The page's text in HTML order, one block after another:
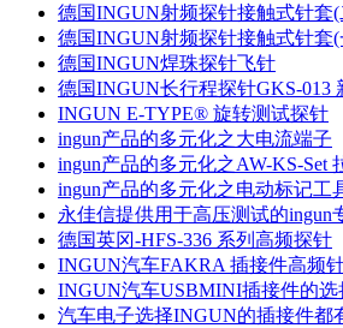
德国INGUN射频探针接触式针套(
德国INGUN射频探针接触式针套(
德国INGUN焊珠探针飞针
德国INGUN长行程探针GKS-013
INGUN E-TYPE® 旋转测试探针
ingun产品的多元化之​大电流端子
ingun产品的多元化之AW-KS-Set
ingun产品的多元化之​电动标记工
永佳信提供用于高压测试的ingun
德国英冈-HFS-336 系列高频探针
INGUN汽车FAKRA 插接件高频
INGUN汽车USBMINI插接件的选
汽车电子选择INGUN的插接件都